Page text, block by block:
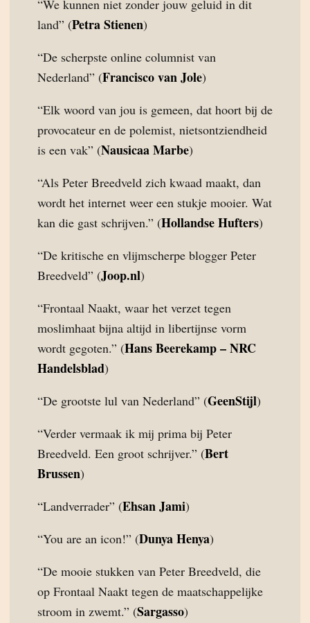
“We kunnen niet zonder jouw geluid in dit
land” (Petra Stienen)
“De scherpste online columnist van
Nederland” (Francisco van Jole)
“Elk woord van jou is gemeen, dat hoort bij de
provocateur en de polemist, nietsontziendheid
is een vak” (Nausicaa Marbe)
“Als Peter Breedveld zich kwaad maakt, dan
wordt het internet weer een stukje mooier. Wat
kan die gast schrijven.” (Hollandse Hufters)
“De kritische en vlijmscherpe blogger Peter
Breedveld” (Joop.nl)
“Frontaal Naakt, waar het verzet tegen
moslimhaat bijna altijd in libertijnse vorm
wordt gegoten.” (Hans Beerekamp – NRC
Handelsblad)
“De grootste lul van Nederland” (GeenStijl)
“Verder vermaak ik mij prima bij Peter
Breedveld. Een groot schrijver.” (Bert
Brussen)
“Landverrader” (Ehsan Jami)
“You are an icon!” (Dunya Henya)
“De mooie stukken van Peter Breedveld, die
op Frontaal Naakt tegen de maatschappelijke
stroom in zwemt.” (Sargasso)